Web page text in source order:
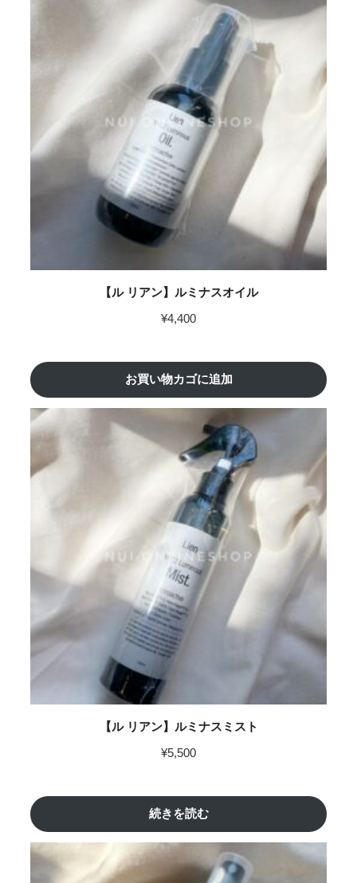
【ル リアン】ルミナスオイル
¥4,400
お買い物カゴに追加
【ル リアン】ルミナスミスト
¥5,500
続きを読む